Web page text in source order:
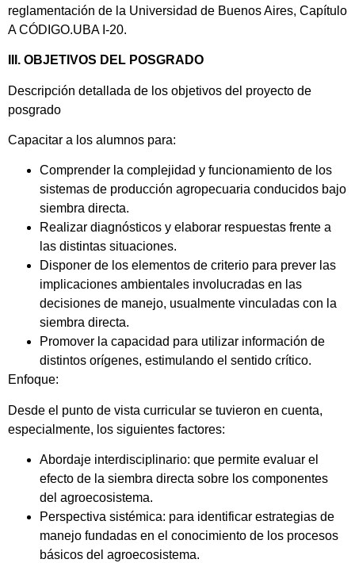
reglamentación de la Universidad de Buenos Aires, Capítulo
A CÓDIGO.UBA I-20.
III. OBJETIVOS DEL POSGRADO
Descripción detallada de los objetivos del proyecto de
posgrado
Capacitar a los alumnos para:
Comprender la complejidad y funcionamiento de los
sistemas de producción agropecuaria conducidos bajo
siembra directa.
Realizar diagnósticos y elaborar respuestas frente a
las distintas situaciones.
Disponer de los elementos de criterio para prever las
implicaciones ambientales involucradas en las
decisiones de manejo, usualmente vinculadas con la
siembra directa.
Promover la capacidad para utilizar información de
distintos orígenes, estimulando el sentido crítico.
Enfoque:
Desde el punto de vista curricular se tuvieron en cuenta,
especialmente, los siguientes factores:
Abordaje interdisciplinario: que permite evaluar el
efecto de la siembra directa sobre los componentes
del agroecosistema.
Perspectiva sistémica: para identificar estrategias de
manejo fundadas en el conocimiento de los procesos
básicos del agroecosistema.